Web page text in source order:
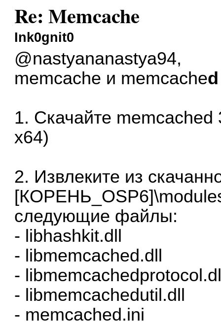
Re: Memcache
Ink0gnit0
@nastyananastya94,
memcache и memcached
1. Скачайте memcached
x64)
2. Извлеките из
следующие файлы:
- libhashkit.dll
- libmemcached.dll
-
- libmemcachedutil.dll
- memcached.ini